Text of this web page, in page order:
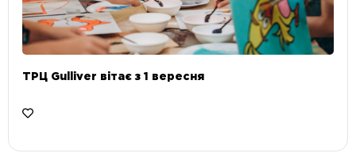
ТРЦ Gulliver вітає з 1 вересня